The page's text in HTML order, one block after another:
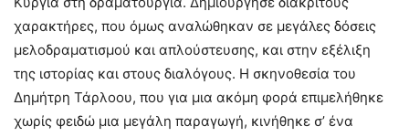
χαρακτήρες, που όμως αναλώθηκαν σε μεγάλες δόσεις
μελοδραματισμού και απλούστευσης, και στην εξέλιξη
της ιστορίας και στους διαλόγους. Η σκηνοθεσία του
Δημήτρη Τάρλοου, που για μια ακόμη φορά επιμελήθηκε
χωρίς φειδώ μια μεγάλη παραγωγή, κινήθηκε σ’ ένα